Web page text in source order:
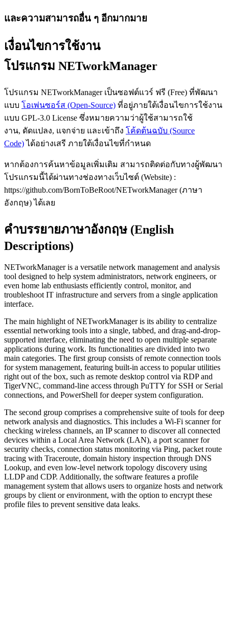
และความสามารถอื่น ๆ อีกมากมาย
เงื่อนไขการใช้งาน
โปรแกรม NETworkManager
โปรแกรม NETworkManager เป็นซอฟต์แวร์ ฟรี (Free) ที่พัฒนา
แบบ โอเพ่นซอร์ส (Open-Source) ที่อยู่ภายใต้เงื่อนไขการใช้งาน
แบบ GPL-3.0 License ซึ่งหมายความว่าผู้ใช้สามารถใช้
งาน, ดัดแปลง, แจกจ่าย และเข้าถึง โค้ดต้นฉบับ (Source
Code)ได้อย่างเสรี ภายใต้เงื่อนไขที่กำหนด
หากต้องการค้นหาข้อมูลเพิ่มเติม สามารถติดต่อกับทางผู้พัฒนา
โปรแกรมนี้ได้ผ่านทางช่องทางเว็บไซต์ (Website) :
https://github.com/BornToBeRoot/NETworkManager (ภาษา
อังกฤษ) ได้เลย
คำบรรยายภาษาอังกฤษ (English
Descriptions)
NETworkManager is a versatile network management and analysis
tool designed to help system administrators, network engineers, or
even home lab enthusiasts efficiently control, monitor, and
troubleshoot IT infrastructure and servers from a single application
interface.
The main highlight of NETworkManager is its ability to centralize
essential networking tools into a single, tabbed, and drag-and-drop-
supported interface, eliminating the need to open multiple separate
applications during work. Its functionalities are divided into two
main categories. The first group consists of remote connection tools
for system management, featuring built-in access to popular utilities
right out of the box, such as remote desktop control via RDP and
TigerVNC, command-line access through PuTTY for SSH or Serial
connections, and PowerShell for deeper system configuration.
The second group comprises a comprehensive suite of tools for deep
network analysis and diagnostics. This includes a Wi-Fi scanner for
checking wireless channels, an IP scanner to discover all connected
devices within a Local Area Network (LAN), a port scanner for
security checks, connection status monitoring via Ping, packet route
tracing with Traceroute, domain history inspection through DNS
Lookup, and even low-level network topology discovery using
LLDP and CDP. Additionally, the software features a profile
management system that allows users to organize hosts and network
groups by client or environment, with the option to encrypt these
profile files to prevent sensitive data leaks.